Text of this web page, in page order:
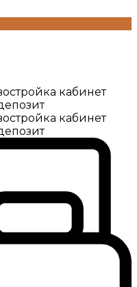
кабинет
кабинет